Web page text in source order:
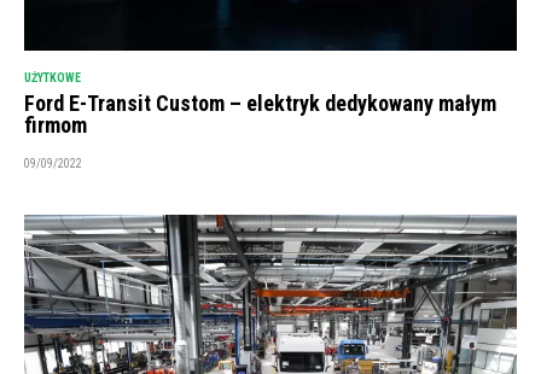
UŻYTKOWE
Ford E-Transit Custom – elektryk dedykowany małym
firmom
09/09/2022